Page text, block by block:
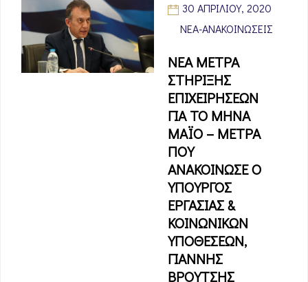
30 ΑΠΡΙΛΊΟΥ, 2020
ΝΈΑ-ΑΝΑΚΟΙΝΏΣΕΙΣ
ΝΕΑ ΜΕΤΡΑ
ΣΤΗΡΙΞΗΣ
ΕΠΙΧΕΙΡΗΣΕΩΝ
ΓΙΑ ΤΟ ΜΗΝΑ
ΜΑΪΟ – ΜΕΤΡΑ
ΠΟΥ
ΑΝΑΚΟΙΝΩΣΕ Ο
ΥΠΟΥΡΓΟΣ
ΕΡΓΑΣΙΑΣ &
ΚΟΙΝΩΝΙΚΩΝ
ΥΠΟΘΕΣΕΩΝ,
ΓΙΑΝΝΗΣ
ΒΡΟΥΤΣΗΣ